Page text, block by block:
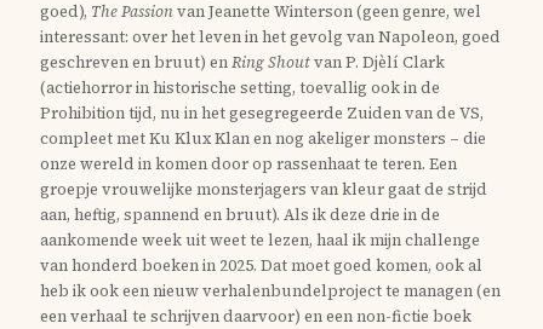
goed), The Passionvan Jeanette Winterson (geen genre, wel
interessant: over het leven in het gevolg van Napoleon, goed
geschreven en bruut) enRing Shoutvan P. Djèlí Clark
(actiehorror in historische setting, toevallig ook in de
Prohibition tijd, nu in het gesegregeerde Zuiden van de VS,
compleet met Ku Klux Klan en nog akeliger monsters – die
onze wereld in komen door op rassenhaat te teren. Een
groepje vrouwelijke monsterjagers van kleur gaat de strijd
aan, heftig, spannend en bruut). Als ik deze drie in de
aankomende week uit weet te lezen, haal ik mijn challenge
van honderd boeken in 2025. Dat moet goed komen, ook al
heb ik ook een nieuw verhalenbundelproject te managen (en
een verhaal te schrijven daarvoor) en een non-fictie boek